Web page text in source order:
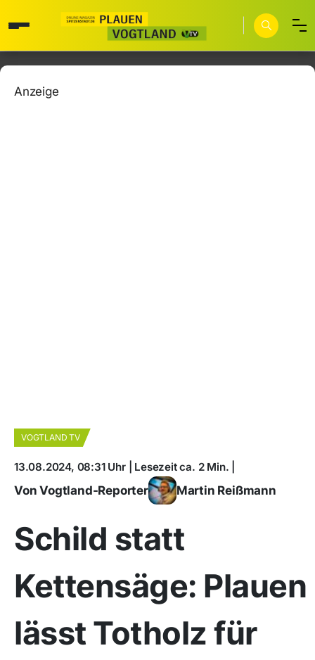
Anzeige
VOGTLAND TV
13.08.2024, 08:31 Uhr | Lesezeit ca. 2 Min. |
Von Vogtland-Reporter Martin Reißmann
Schild statt
Kettensäge: Plauen
lässt Totholz für